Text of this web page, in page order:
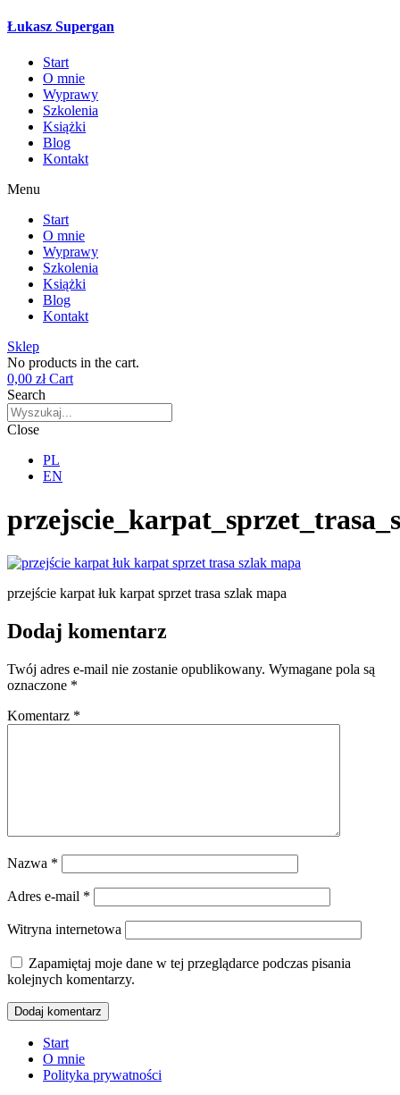
Łukasz Supergan
Start
O mnie
Wyprawy
Szkolenia
Książki
Blog
Kontakt
Menu
Start
O mnie
Wyprawy
Szkolenia
Książki
Blog
Kontakt
Sklep
No products in the cart.
0,00 zł Cart
Search
Close
PL
EN
przejście karpat łuk karpat sprzet trasa szlak mapa
Dodaj komentarz
Twój adres e-mail nie zostanie opublikowany. Wymagane pola są
oznaczone *
Komentarz *
Nazwa *
Adres e-mail *
Witryna internetowa
Zapamiętaj moje dane w tej przeglądarce podczas pisania
kolejnych komentarzy.
Start
O mnie
Polityka prywatności